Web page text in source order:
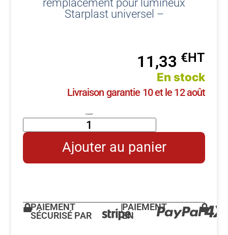
Starplast universel –
11,33€
En stock
Livraison garantie 10 et le 12 août
Ajouter au panier
PAIEMENT
SÉCURISÉ PAR
|PAIEMENT
EN